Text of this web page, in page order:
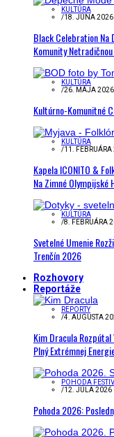
KULTÚRA
/18. JÚNA 2026
Black Celebration Na
Komunity
KULTÚRA
/26. MÁJA 2026
Kultúrno-Komunitné
KULTÚRA
/11.
Kapela ICONITO &
Na Zimné Olympijské
KULTÚRA
/8. FEBRUÁRA
Svetelné Umenie
Trenčín 2026
Rozhovory
Reportáže
REPORTY
/4. AUGUSTA
Kim Dracula
Plný Extrémnej
POHODA
/12. JÚLA 2026
Pohoda 2026: